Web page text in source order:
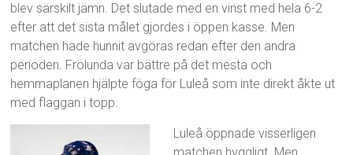
blev särskilt jämn. Det slutade med en vinst med hela 6-2
efter att det sista målet gjordes i öppen kasse. Men
matchen hade hunnit avgöras redan efter den andra
perioden. Frölunda var bättre på det mesta och
hemmaplanen hjälpte föga för Luleå som inte direkt åkte ut
med flaggan i topp.
Luleå öppnade visserligen